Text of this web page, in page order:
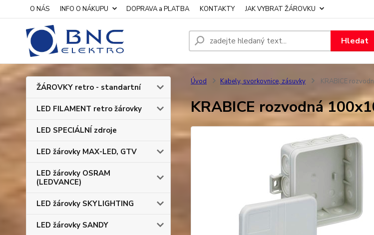
O NÁS INFO O NÁKUPU DOPRAVA a PLATBA KONTAKTY JAK VYBRAT ŽÁROVKU
Hledat
ŽÁROVKY retro - standartní
LED FILAMENT retro žárovky
LED SPECIÁLNÍ zdroje
LED žárovky MAX-LED, GTV
LED žárovky OSRAM
(LEDVANCE)
LED žárovky SKYLIGHTING
LED žárovky SANDY
Úvod Kabely, svorkovnice, zásuvky KRABICE
KRABICE rozvodná